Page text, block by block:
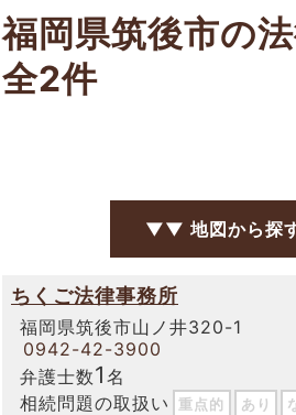
福岡県筑後市の
全2件
▼▼ 地図から探
ちくご法律事務所
福岡県筑後市山ノ井320-1
0942-42-3900
弁護士数1 名
相続問題の取扱い
重点的 あり